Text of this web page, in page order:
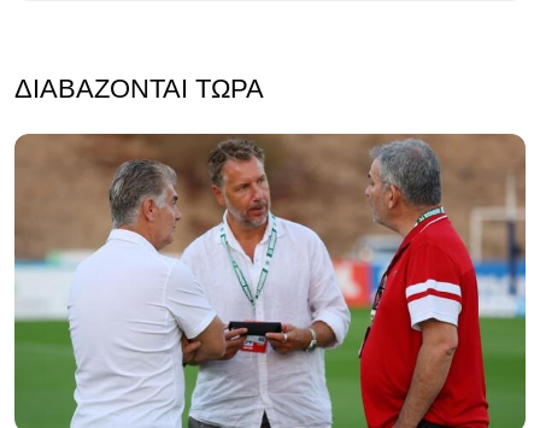
ΔΙΑΒΆΖΟΝΤΑΙ ΤΏΡΑ